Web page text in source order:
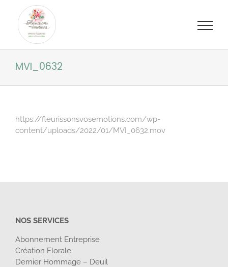
contenu
MVI_0632
https://fleurissonsvosemotions.com/wp-
content/uploads/2022/01/MVI_0632.mov
NOS SERVICES
Abonnement Entreprise
Création Florale
Dernier Hommage – Deuil